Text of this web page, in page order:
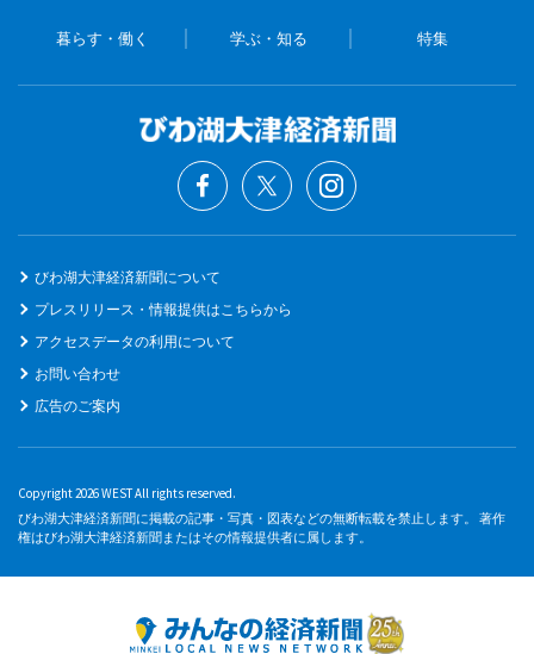
暮らす・働く 学ぶ・知る 特集
びわ湖大津経済新聞について
プレスリリース・情報提供はこちらから
アクセスデータの利用について
お問い合わせ
広告のご案内
Copyright 2026 WEST All rights reserved.
びわ湖大津経済新聞に掲載の記事・写真・図表などの無断転載を禁止します。 著作
権はびわ湖大津経済新聞またはその情報提供者に属します。